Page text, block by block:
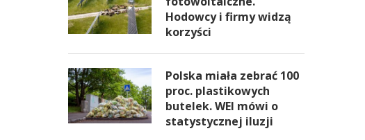
Hodowcy i firmy widzą
korzyści
Polska miała zebrać 100
proc. plastikowych
butelek. WEI mówi o
statystycznej iluzji